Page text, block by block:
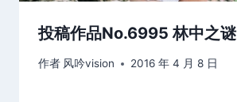
投稿作品No.6995 林中之谜
作者 风吟vision 2016 年 4 月 8 日